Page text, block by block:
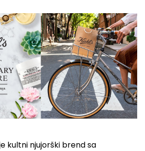
je kultni njujorški brend sa